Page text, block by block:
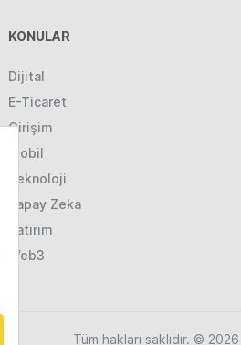
KONULAR
Dijital
E-Ticaret
Girişim
Mobil
Teknoloji
Yapay Zeka
Yatırım
Web3
Tüm hakları saklıdır. © 2026